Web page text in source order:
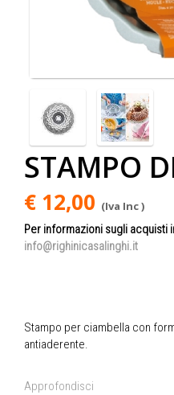
STAMPO
€ 12,00 (Iva Inc )
Per informazioni sugli acquisti
info@righinicasalinghi.it
Stampo per ciambella con
antiaderente.
Approfondisci